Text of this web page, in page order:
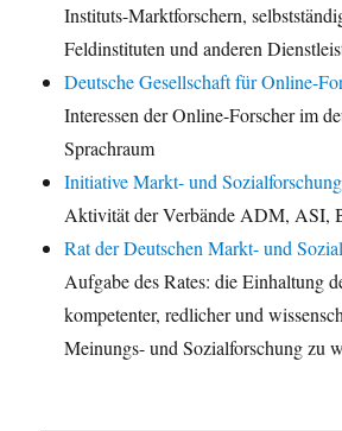
Instituts-Marktforschern,
Feldinstituten und anderen
Deutsche Gesellschaft für Online-
Interessen der Online-Forscher im
Sprachraum
Initiative Markt- und Sozialforschung
Aktivität der Verbände ADM, ASI,
Rat der Deutschen Markt- und
Aufgabe des Rates: die Einhaltung
kompetenter, redlicher und
Meinungs- und Sozialforschung zu